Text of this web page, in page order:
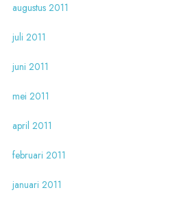
augustus 2011
juli 2011
juni 2011
mei 2011
april 2011
februari 2011
januari 2011